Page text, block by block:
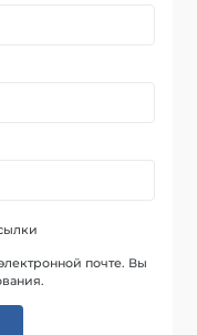
почте. Вы